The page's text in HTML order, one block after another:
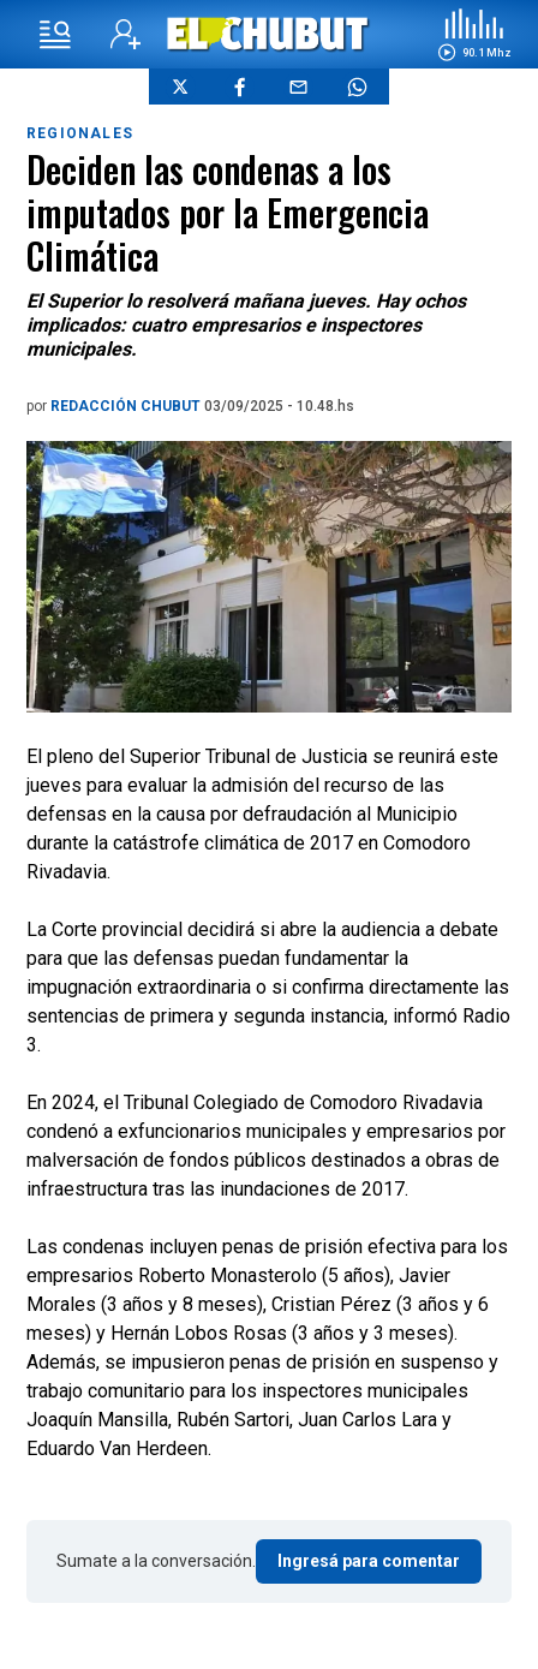
90.1 Mhz
REGIONALES
Deciden las condenas a los
imputados por la Emergencia
Climática
El Superior lo resolverá mañana jueves. Hay ochos
implicados: cuatro empresarios e inspectores
municipales.
por REDACCIÓN CHUBUT 03/09/2025 - 10.48.hs
El pleno del Superior Tribunal de Justicia se reunirá este
jueves para evaluar la admisión del recurso de las
defensas en la causa por defraudación al Municipio
durante la catástrofe climática de 2017 en Comodoro
Rivadavia.
La Corte provincial decidirá si abre la audiencia a debate
para que las defensas puedan fundamentar la
impugnación extraordinaria o si confirma directamente las
sentencias de primera y segunda instancia, informó Radio
3.
En 2024, el Tribunal Colegiado de Comodoro Rivadavia
condenó a exfuncionarios municipales y empresarios por
malversación de fondos públicos destinados a obras de
infraestructura tras las inundaciones de 2017.
Las condenas incluyen penas de prisión efectiva para los
empresarios Roberto Monasterolo (5 años), Javier
Morales (3 años y 8 meses), Cristian Pérez (3 años y 6
meses) y Hernán Lobos Rosas (3 años y 3 meses).
Además, se impusieron penas de prisión en suspenso y
trabajo comunitario para los inspectores municipales
Joaquín Mansilla, Rubén Sartori, Juan Carlos Lara y
Eduardo Van Herdeen.
Sumate a la conversación. Ingresá para comentar